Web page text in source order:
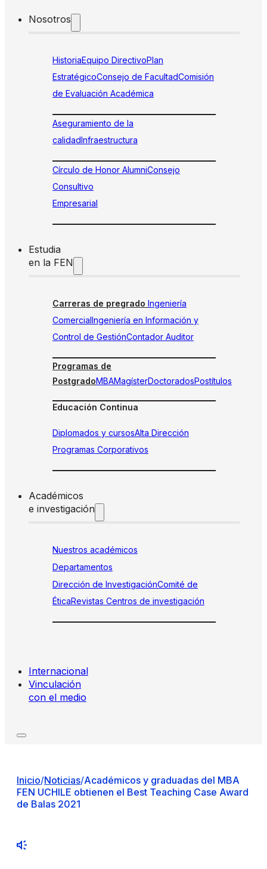
Nosotros
HistoriaEquipo DirectivoPlan
EstratégicoConsejo de FacultadComisión
de Evaluación Académica
Aseguramiento de la
calidadInfraestructura
Círculo de Honor AlumniConsejo
Consultivo
Empresarial
Estudia
en la FEN
Carreras de pregrado Ingeniería
ComercialIngeniería en Información y
Control de GestiónContador Auditor
Programas de
PostgradoMBAMagísterDoctoradosPostítulos
Educación Continua
Diplomados y cursosAlta Dirección
Programas Corporativos
Académicos
e investigación
Nuestros académicos
Departamentos
Dirección de InvestigaciónComité de
ÉticaRevistas Centros de investigación
Internacional
Vinculación
con el medio
Inicio/Noticias/Académicos y graduadas del MBA
FEN UCHILE obtienen el Best Teaching Case Award
de Balas 2021